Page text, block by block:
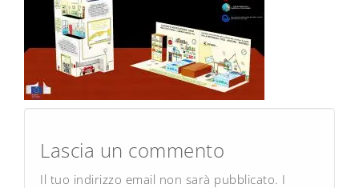
navigation
Lascia un commento
Il tuo indirizzo email non sarà pubblicato. I